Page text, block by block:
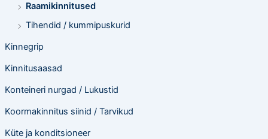
Raamikinnitused
Tihendid / kummipuskurid
Kinnegrip
Kinnitusaasad
Konteineri nurgad / Lukustid
Koormakinnitus siinid / Tarvikud
Küte ja konditsioneer